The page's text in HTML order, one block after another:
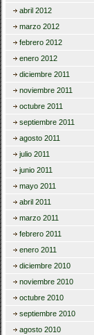
abril 2012
marzo 2012
febrero 2012
enero 2012
diciembre 2011
noviembre 2011
octubre 2011
septiembre 2011
agosto 2011
julio 2011
junio 2011
mayo 2011
abril 2011
marzo 2011
febrero 2011
enero 2011
diciembre 2010
noviembre 2010
octubre 2010
septiembre 2010
agosto 2010